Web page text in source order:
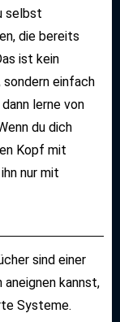
selbst
die bereits
ist kein
sondern einfach
lerne von
du dich
Kopf mit
nur mit
sind einer
kannst,
Systeme.